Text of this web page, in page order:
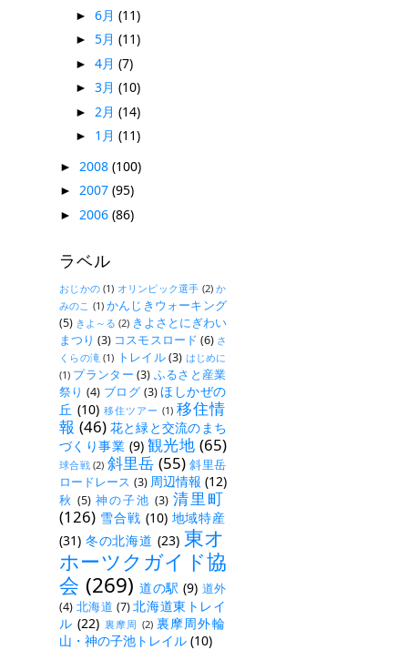
► 6月 (11)
► 5月 (11)
► 4月 (7)
► 3月 (10)
► 2月 (14)
► 1月 (11)
► 2008 (100)
► 2007 (95)
► 2006 (86)
ラベル
おじかの (1) オリンピック選手 (2) か
みのこ (1) かんじきウォーキング
(5) きよ～る (2) きよさとにぎわい
まつり (3) コスモスロード (6) さ
くらの滝 (1) トレイル(3) はじめに
(1) プランター (3) ふるさと産業
祭り (4) ブログ (3) ほしかぜの
丘 (10) 移住ツアー (1) 移住情
報 (46) 花と緑と交流のまち
づくり事業 (9) 観光地 (65)
球合戦 (2) 斜里岳 (55) 斜里岳
ロードレース (3) 周辺情報 (12)
秋 (5) 神の子池 (3) 清里町
(126) 雪合戦 (10) 地域特産
(31) 冬の北海道 (23) 東オ
ホーツクガイド協
会 (269) 道の駅 (9) 道外
(4) 北海道 (7) 北海道東トレイ
ル (22) 裏摩周 (2) 裏摩周外輪
山・神の子池トレイル (10)